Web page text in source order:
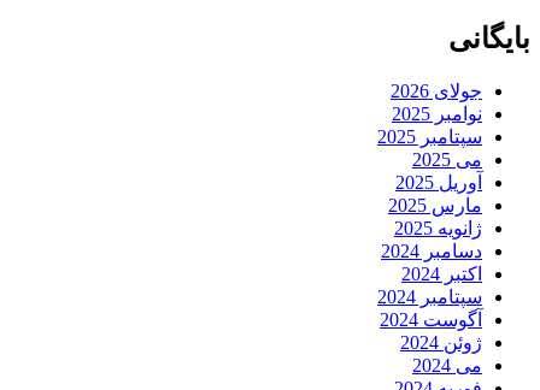
بایگانی
جولای 2026
نوامبر 2025
سپتامبر 2025
می 2025
آوریل 2025
مارس 2025
ژانویه 2025
دسامبر 2024
اکتبر 2024
سپتامبر 2024
آگوست 2024
ژوئن 2024
می 2024